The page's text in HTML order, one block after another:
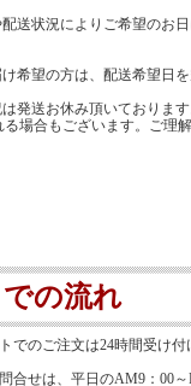
送状況によりご希望のお
希望の方は、配送希望日を
発送お休み頂いております
る場合もございます。ご理
の流れ
でのご注文は24時間受け付
合せは、平日のAM9：00